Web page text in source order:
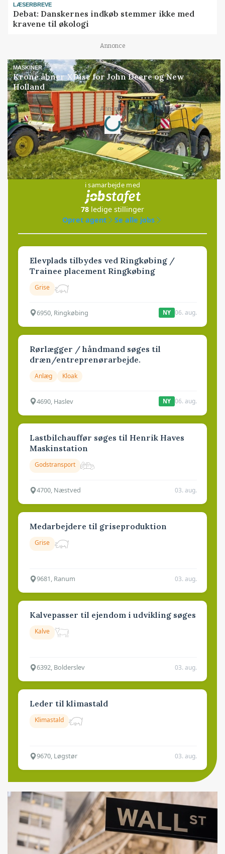
LÆSERBREVE
Debat: Danskernes indkøb stemmer ikke med
kravene til økologi
Annonce
MASKINER
Krone åbner XDisc for John Deere og New
Holland
Annonce
Loading...
Jobs
i samarbejde med
78 ledige stillinger
Opret agent
Se alle jobs
Elevplads tilbydes ved Ringkøbing /
Trainee placement Ringkøbing
Grise
6950, Ringkøbing NY 06. aug.
Rørlægger / håndmand søges til
dræn/entreprenørarbejde.
Anlæg Kloak
4690, Haslev NY 06. aug.
Lastbilchauffør søges til Henrik Haves
Maskinstation
Godstransport
4700, Næstved 03. aug.
Medarbejdere til griseproduktion
Grise
9681, Ranum 03. aug.
Kalvepasser til ejendom i udvikling søges
Kalve
6392, Bolderslev 03. aug.
Leder til klimastald
Klimastald
9670, Løgstør 03. aug.